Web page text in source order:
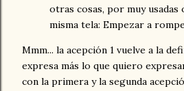
otras cosas, por muy usadas
misma tela: Empezar a
Mmm... la acepción 1 vuelve a la
expresa más lo que quiero
con la primera y la segunda